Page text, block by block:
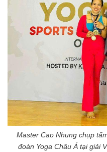
Master Cao Nhung chụp
đoàn Yoga Châu Á tại giải